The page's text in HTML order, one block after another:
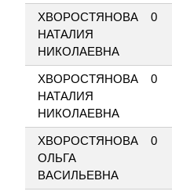
ХВОРОСТЯНОВА
НАТАЛИЯ
НИКОЛАЕВНА
0
ХВОРОСТЯНОВА
НАТАЛИЯ
НИКОЛАЕВНА
0
ХВОРОСТЯНОВА
ОЛЬГА
ВАСИЛЬЕВНА
0